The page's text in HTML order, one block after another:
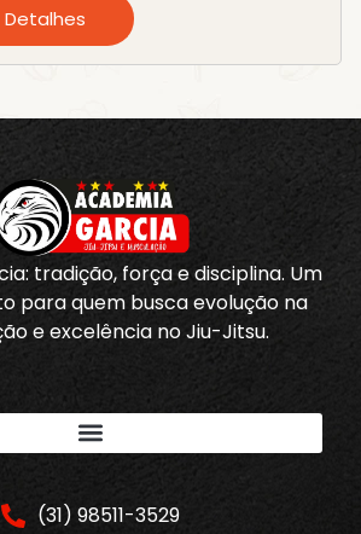
Detalhes
tradição, força e disciplina. Um
para quem busca evolução na
e excelência no Jiu-Jitsu.
(31) 98511-3529